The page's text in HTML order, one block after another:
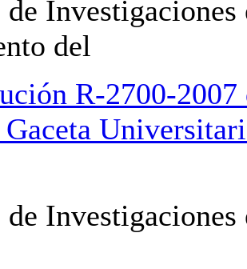
del
R-2700-